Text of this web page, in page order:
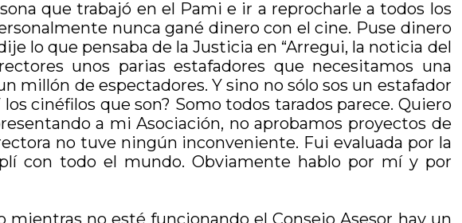
que trabajó en el Pami e ir a reprocharle a todos los
nunca gané dinero con el cine. Puse dinero
lo que pensaba de la Justicia en “Arregui, la noticia del
unos parias estafadores que necesitamos una
millón de espectadores. Y sino no sólo sos un estafador
cinéfilos que son? Somo todos tarados parece. Quiero
a mi Asociación, no aprobamos proyectos de
no tuve ningún inconveniente. Fui evaluada por la
con todo el mundo. Obviamente hablo por mí y por
no esté funcionando el Consejo Asesor hay un